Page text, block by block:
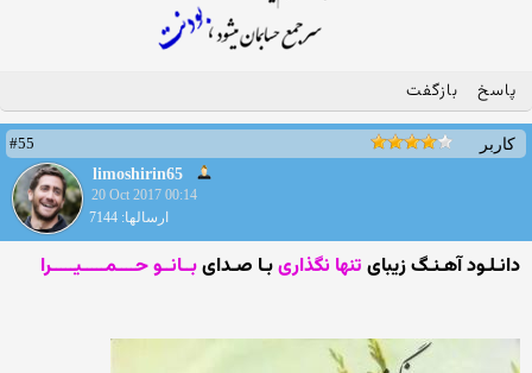
پاسخ بازگفت
کاربر
#55
limoshirin65
20 Oct 2017 00:14
ارسالها: 7144
دانـلـود آهـنـگ زیبای تنها نگذاریبـا صـدایبــانــو حــــمـــــیـــــرا